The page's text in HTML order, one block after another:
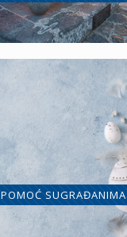
POMOĆ SUGRAĐANIMA